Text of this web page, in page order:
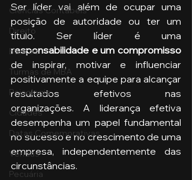
Ciências Contábeis
Direito
Bancos
Turmas de MBA
Psicologia
Cidades
Datas Comemorativas
Vendas
Pecuária
Ser líder vai além de ocupar uma
posição de autoridade ou ter um
de inspirar, motivar e influenciar
positivamente a equipe para alcançar
resultados efetivos nas
organizações. A liderança efetiva
desempenha um papel fundamental
no sucesso e no crescimento de uma
empresa, independentemente das
circunstâncias.